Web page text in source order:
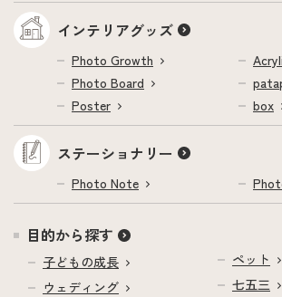
インテリアグッズ
Photo Growth
Photo Board
Poster
box
ステーショナリー
Photo Note
目的から探す
子どもの成長
ウェディング
ペット
七五三